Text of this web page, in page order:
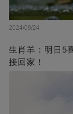
2024/09/24
生肖羊：明日5
接回家！